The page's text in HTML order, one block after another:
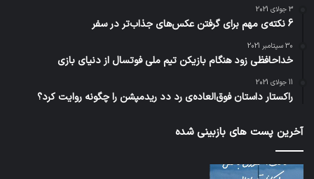
3 جولای 2021
6 نکته‌ی مهم برای گرفتن عکس‌های جذاب‌تر در سفر
30 سپتامبر 2021
خداحافظی زود هنگام بازیکن تیم ملی فوتسال از دنیای بازی
11 جولای 2021
راکستار داستان فوق‌العاده‌ی رد دد ریدمپشن را چگونه روایت کرد؟
آخرین پست های بازبینی شده